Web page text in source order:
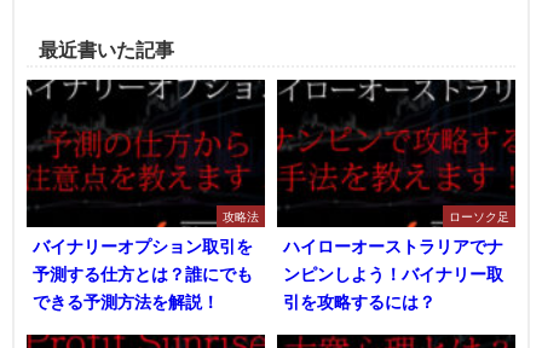
最近書いた記事
攻略法
バイナリーオプション取引を
予測する仕方とは？誰にでも
できる予測方法を解説！
ローソク足
ハイローオーストラリアでナ
ンピンしよう！バイナリー取
引を攻略するには？